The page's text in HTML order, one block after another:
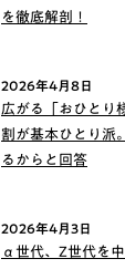
を徹底解剖！
2026年4月8日
広がる「おひとり
割が基本ひとり派
るからと回答
2026年4月3日
α世代、Z世代を